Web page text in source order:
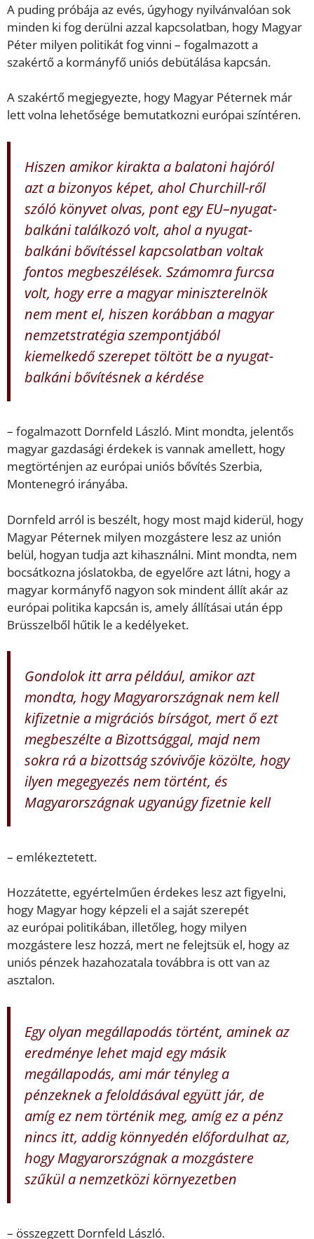
A puding próbája az evés, úgyhogy nyilvánvalóan sok
minden ki fog derülni azzal kapcsolatban, hogy Magyar
Péter milyen politikát fog vinni – fogalmazott a
szakértő a kormányfő uniós debütálása kapcsán.
A szakértő megjegyezte, hogy Magyar Péternek már
lett volna lehetősége bemutatkozni európai színtéren.
Hiszen amikor kirakta a balatoni hajóról
azt a bizonyos képet, ahol Churchill-ről
szóló könyvet olvas, pont egy EU–nyugat-
balkáni találkozó volt, ahol a nyugat-
balkáni bővítéssel kapcsolatban voltak
fontos megbeszélések. Számomra furcsa
volt, hogy erre a magyar miniszterelnök
nem ment el, hiszen korábban a magyar
nemzetstratégia szempontjából
kiemelkedő szerepet töltött be a nyugat-
balkáni bővítésnek a kérdése
– fogalmazott Dornfeld László. Mint mondta, jelentős
magyar gazdasági érdekek is vannak amellett, hogy
megtörténjen az európai uniós bővítés Szerbia,
Montenegró irányába.
Dornfeld arról is beszélt, hogy most majd kiderül, hogy
Magyar Péternek milyen mozgástere lesz az unión
belül, hogyan tudja azt kihasználni. Mint mondta, nem
bocsátkozna jóslatokba, de egyelőre azt látni, hogy a
magyar kormányfő nagyon sok mindent állít akár az
európai politika kapcsán is, amely állításai után épp
Brüsszelből hűtik le a kedélyeket.
Gondolok itt arra például, amikor azt
mondta, hogy Magyarországnak nem kell
kifizetnie a migrációs bírságot, mert ő ezt
megbeszélte a Bizottsággal, majd nem
sokra rá a bizottság szóvivője közölte, hogy
ilyen megegyezés nem történt, és
Magyarországnak ugyanúgy fizetnie kell
– emlékeztetett.
Hozzátette, egyértelműen érdekes lesz azt figyelni,
hogy Magyar hogy képzeli el a saját szerepét
az európai politikában, illetőleg, hogy milyen
mozgástere lesz hozzá, mert ne felejtsük el, hogy az
uniós pénzek hazahozatala továbbra is ott van az
asztalon.
Egy olyan megállapodás történt, aminek az
eredménye lehet majd egy másik
megállapodás, ami már tényleg a
pénzeknek a feloldásával együtt jár, de
amíg ez nem történik meg, amíg ez a pénz
nincs itt, addig könnyedén előfordulhat az,
hogy Magyarországnak a mozgástere
szűkül a nemzetközi környezetben
– összegzett Dornfeld László.